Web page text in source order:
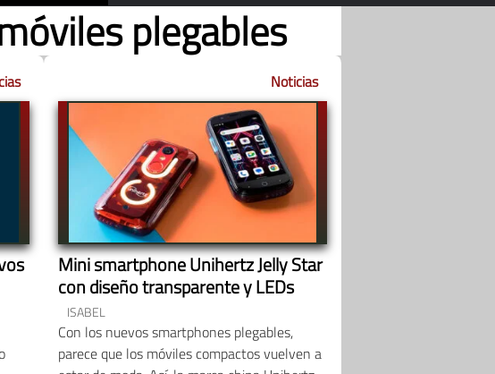
plegables
Noticias
Mini smartphone Unihertz Jelly Star
con diseño transparente y LEDs
ISABEL
Con los nuevos smartphones plegables,
parece que los móviles compactos vuelven a